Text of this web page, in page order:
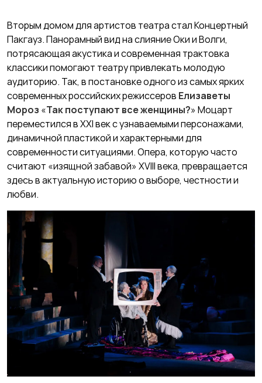
Вторым домом для артистов театра стал Концертный
Пакгауз. Панорамный вид на слияние Оки и Волги,
потрясающая акустика и современная трактовка
классики помогают театру привлекать молодую
аудиторию. Так, в постановке одного из самых ярких
современных российских режиссеров Елизаветы
Мороз «Так поступают все женщины?» Моцарт
переместился в XXI век с узнаваемыми персонажами,
динамичной пластикой и характерными для
современности ситуациями. Опера, которую часто
считают «изящной забавой» XVIII века, превращается
здесь в актуальную историю о выборе, честности и
любви.